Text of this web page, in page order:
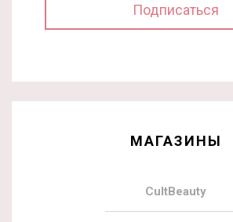
МАГАЗИНЫ
CultBeauty